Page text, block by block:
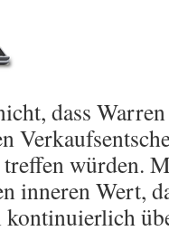
dass
würden.
inneren Wert,